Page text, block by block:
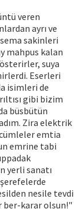
veren
ayrı ve
sakinleri
mahpus kalan
suya
Eserleri
isimleri de
gibi bizim
büsbütün
Zira elektrik
emtia
emrine tabi
yerli sanatı
nesile tevdi
ber-karar olsun!"